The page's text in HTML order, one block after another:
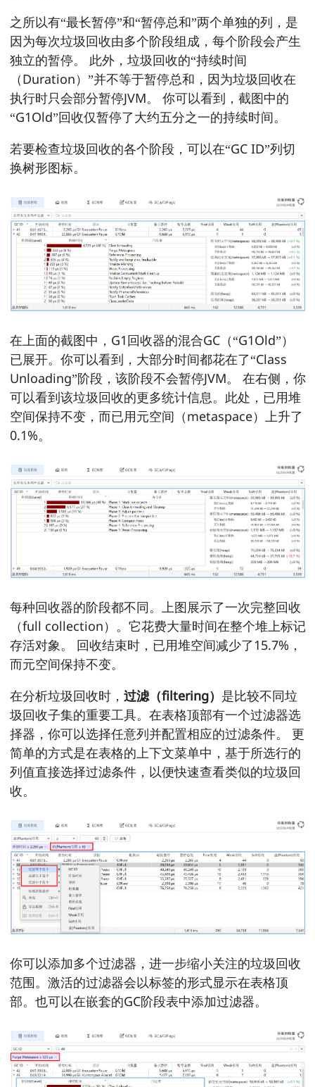
之所以有“最长暂停”和“暂停总和”两个单独的列，是
因为每次垃圾回收由多个阶段组成，每个阶段会产生
独立的暂停。 此外，垃圾回收的“持续时间
（Duration）”并不等于暂停总和，因为垃圾回收在
执行时只会部分暂停JVM。 你可以看到，截图中的
“G1Old”回收仅暂停了大约五分之一的持续时间。
若要检查垃圾回收的各个阶段，可以在“GC ID”列切
换树形图标。
在上面的截图中，G1回收器的混合GC（“G1Old”）
已展开。你可以看到，大部分时间都花在了“Class
Unloading”阶段，该阶段不会暂停JVM。 在右侧，你
可以看到该垃圾回收的更多统计信息。此处，已用堆
空间保持不变，而已用元空间（metaspace）上升了
0.1%。
每种回收器的阶段都不同。上图展示了一次完整回收
（full collection）。它花费大量时间在整个堆上标记
存活对象。 回收结束时，已用堆空间减少了15.7%，
而元空间保持不变。
在分析垃圾回收时， 过滤（filtering） 是比较不同垃
圾回收子集的重要工具。在表格顶部有一个过滤器选
择器，你可以选择任意列并配置相应的过滤条件。 更
简单的方式是在表格的上下文菜单中，基于所选行的
列值直接选择过滤条件，以便快速查看类似的垃圾回
收。
你可以添加多个过滤器，进一步缩小关注的垃圾回收
范围。激活的过滤器会以标签的形式显示在表格顶
部。也可以在嵌套的GC阶段表中添加过滤器。